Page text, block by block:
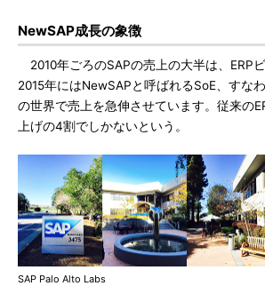
NewSAP成長の象徴
2010年ごろのSAPの売上の大半は、ERPビ
2015年にはNewSAPと呼ばれるSoE、すな
の世界で売上を急伸させています。従来の
上げの4割でしかないという。
SAP Palo Alto Labs